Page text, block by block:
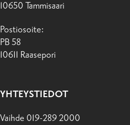
10650 Tammisaari
Postiosoite:
PB 58
10611 Raasepori
YHTEYSTIEDOT
Vaihde 019-289 2000